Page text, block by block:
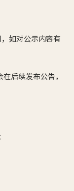
如对公示内容有
后续发布公告，